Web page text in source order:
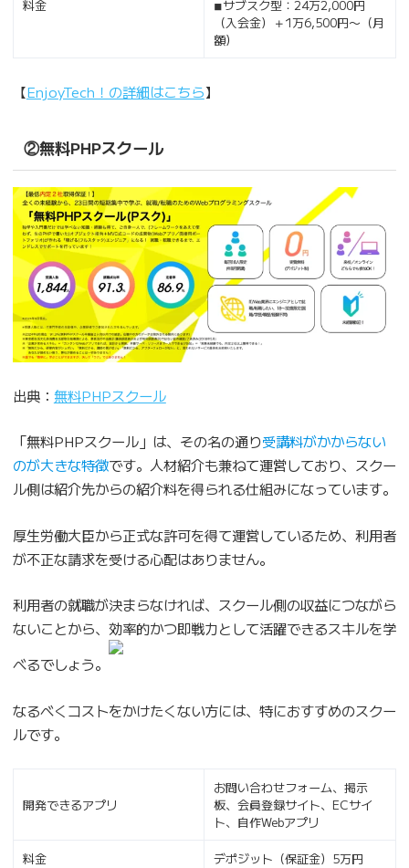
料金
◾︎サブスク型：24万2,000円
（入会金）＋1万6,500円〜（月
額）
【EnjoyTech！の詳細はこちら】
②無料PHPスクール
出典： 無料PHPスクール
「無料PHPスクール」は、その名の通り受講料がかからない
のが大きな特徴です。人材紹介も兼ねて運営しており、スクー
ル側は紹介先からの紹介料を得られる仕組みになっています。
厚生労働大臣から正式な許可を得て運営しているため、利用者
が不正な請求を受ける心配はありません。
利用者の就職が決まらなければ、スクール側の収益につながら
ないことから、効率的かつ即戦力として活躍できるスキルを学
べるでしょう。
なるべくコストをかけたくない方には、特におすすめのスクー
ルです。
開発できるアプリ
お問い合わせフォーム、掲示
板、会員登録サイト、ECサイ
ト、自作Webアプリ
料金 デポジット（保証金）5万円